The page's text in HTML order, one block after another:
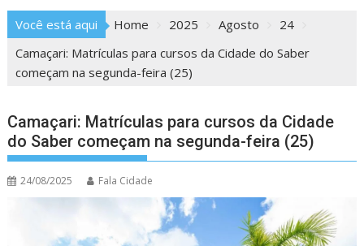
Você está aqui Home 2025 Agosto
24
Camaçari: Matrículas para cursos da Cidade do Saber
começam na segunda-feira (25)
Camaçari: Matrículas para cursos da Cidade
do Saber começam na segunda-feira (25)
24/08/2025 Fala Cidade